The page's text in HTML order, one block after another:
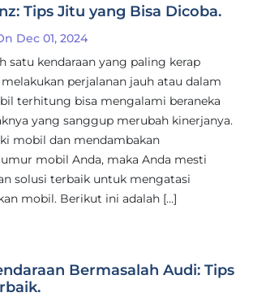
Tips Jitu yang Bisa Dicoba.
Dec 01, 2024
satu kendaraan yang paling kerap
perjalanan jauh atau dalam
terhitung bisa mengalami beraneka
yang sanggup merubah kinerjanya.
mobil dan mendambakan
mobil Anda, maka Anda mesti
solusi terbaik untuk mengatasi
mobil. Berikut ini adalah […]
Bermasalah Audi: Tips